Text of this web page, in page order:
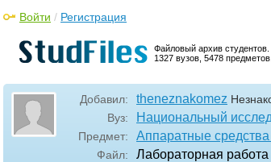
Файловый архив студентов.
1327 вузов, 5478 предметов.
Войти / Регистрация
Добавил: theneznakomez
Вуз: Национальный
Предмет: Аппаратные
Файл: Лабораторная